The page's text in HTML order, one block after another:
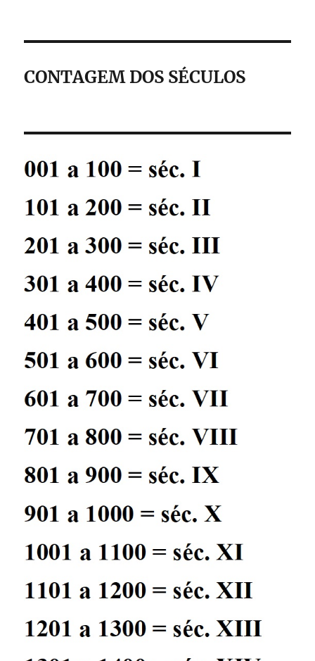
CONTAGEM DOS SÉCULOS